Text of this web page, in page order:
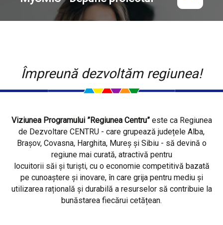
Împreună dezvoltăm regiunea!
Viziunea Programului ”Regiunea Centru”este ca Regiunea
de Dezvoltare CENTRU - care grupează județele Alba,
Brașov, Covasna, Harghita, Mureș și Sibiu - să devină o
regiune mai curată, atractivă pentru
locuitorii săi și turiști, cu o economie competitivă bazată
pe cunoaștere și inovare, în care grija pentru mediu și
utilizarea rațională și durabilă a resurselor să contribuie la
bunăstarea fiecărui cetățean.